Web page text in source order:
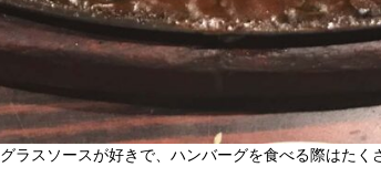
ラスソースが好きで、ハンバーグを食べる際はたく